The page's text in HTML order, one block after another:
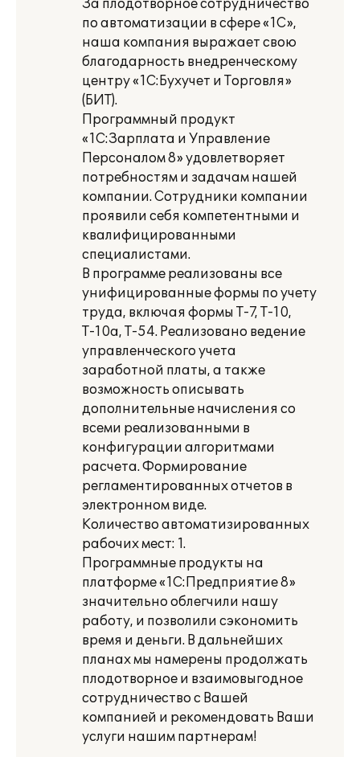
За плодотворное сотрудничество
по автоматизации в сфере «1С»,
наша компания выражает свою
благодарность внедренческому
центру «1С:Бухучет и Торговля»
(БИТ).
Программный продукт
«1С:Зарплата и Управление
Персоналом 8» удовлетворяет
потребностям и задачам нашей
компании. Сотрудники компании
проявили себя компетентными и
квалифицированными
специалистами.
В программе реализованы все
унифицированные формы по учету
труда, включая формы Т-7, Т-10,
Т-10а, Т-54. Реализовано ведение
управленческого учета
заработной платы, а также
возможность описывать
дополнительные начисления со
всеми реализованными в
конфигурации алгоритмами
расчета. Формирование
регламентированных отчетов в
электронном виде.
Количество автоматизированных
рабочих мест: 1.
Программные продукты на
платформе «1С:Предприятие 8»
значительно облегчили нашу
работу, и позволили сэкономить
время и деньги. В дальнейших
планах мы намерены продолжать
плодотворное и взаимовыгодное
сотрудничество с Вашей
компанией и рекомендовать Ваши
услуги нашим партнерам!